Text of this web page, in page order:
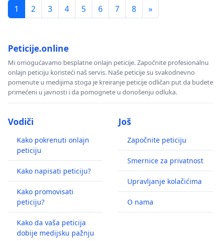
1
2 3 4 5 6 7 8 »
Peticije.online
Mi omogućavamo besplatne onlajn peticije. Započnite profesionalnu
onlajn peticiju koristeći naš servis. Naše peticije su svakodnevno
pomenute u medijima stoga je kreiranje peticije odličan put da budete
primećeni u javnosti i da pomognete u donošenju odluka.
Vodiči
Kako pokrenuti onlajn
peticiju
Kako napisati peticiju?
Kako promovisati
peticiju?
Kako da vaša peticija
dobije medijsku pažnju
Još
Započnite peticiju
Smernice za privatnost
Upravljanje kolačićima
O nama